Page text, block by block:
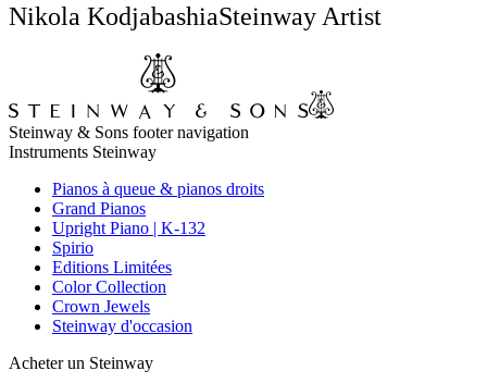
Nikola KodjabashiaSteinway Artist
Steinway & Sons footer navigation
Instruments Steinway
Pianos à queue & pianos droits
Grand Pianos
Upright Piano | K-132
Spirio
Editions Limitées
Color Collection
Crown Jewels
Steinway d'occasion
Acheter un Steinway